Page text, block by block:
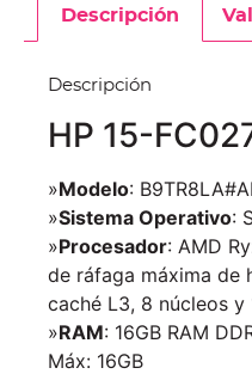
Descripción
Descripción
HP 15-
»Modelo:
»Sistema Operativo:
»Procesador: AMD
de ráfaga máxima de
caché L3, 8 núcleos y
»RAM: 16GB RAM
Máx: 16GB